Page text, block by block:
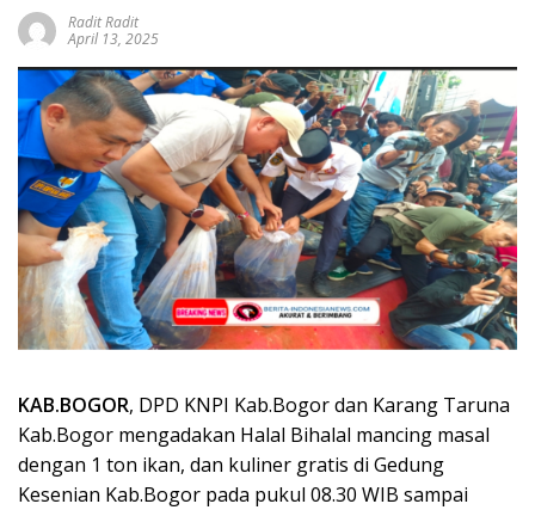
Radit Radit
April 13, 2025
KAB.BOGOR, DPD KNPI Kab.Bogor dan Karang Taruna
Kab.Bogor mengadakan Halal Bihalal mancing masal
dengan 1 ton ikan, dan kuliner gratis di Gedung
Kesenian Kab.Bogor pada pukul 08.30 WIB sampai